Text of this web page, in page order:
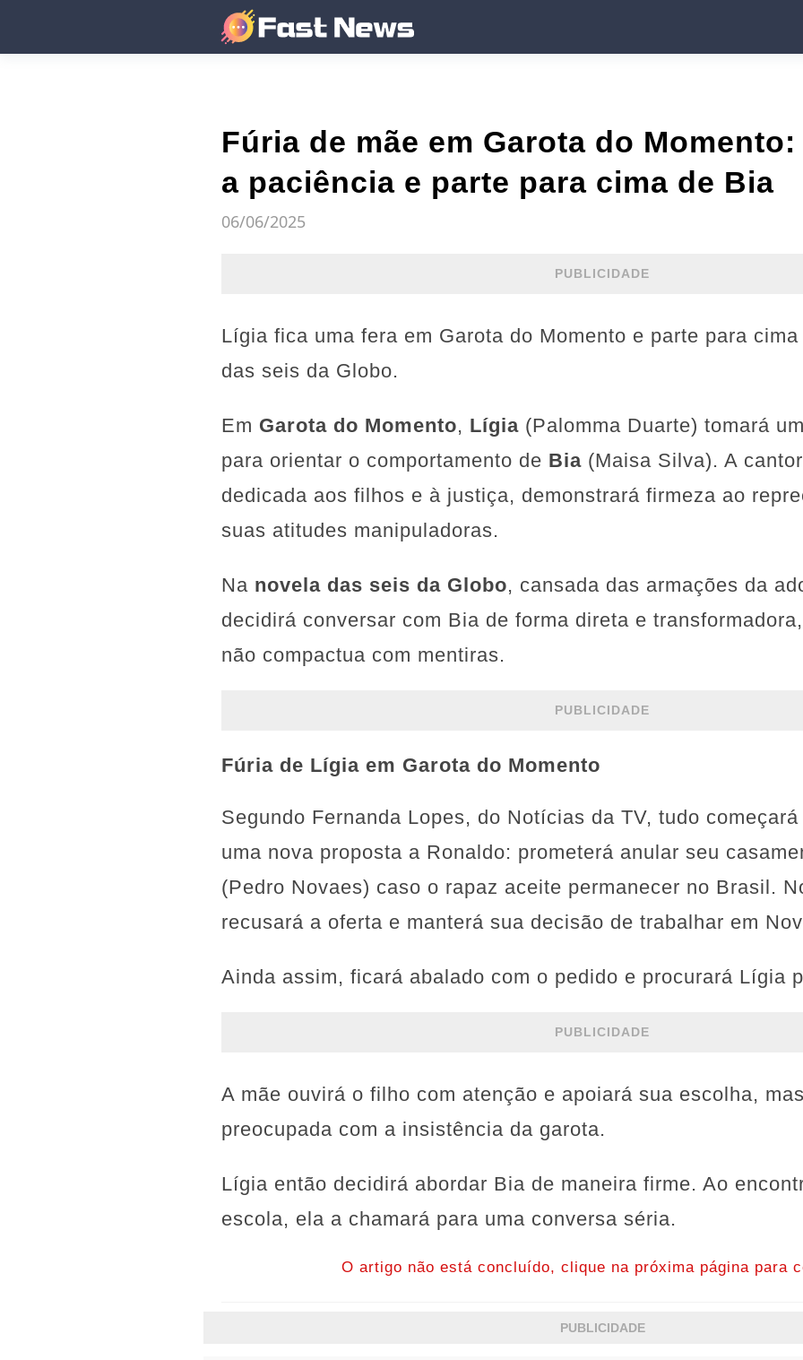
Fúria de mãe em Garota do
a paciência e parte para cima de Bia
06/06/2025
PUBLICIDADE
Lígia fica uma fera em Garota do Momento e parte para
das seis da Globo.
Em Garota do Momento, Lígia (Palomma Duarte) tomará
para orientar o comportamento de Bia (Maisa Silva). A
dedicada aos filhos e à justiça, demonstrará firmeza ao
suas atitudes manipuladoras.
Na novela das seis da Globo, cansada das armações da
decidirá conversar com Bia de forma direta e
não compactua com mentiras.
PUBLICIDADE
Fúria de Lígia em Garota do Momento
Segundo Fernanda Lopes, do Notícias da TV, tudo
uma nova proposta a Ronaldo: prometerá anular seu
(Pedro Novaes) caso o rapaz aceite permanecer no Brasil.
recusará a oferta e manterá sua decisão de trabalhar em
Ainda assim, ficará abalado com o pedido e procurará Lígia
PUBLICIDADE
A mãe ouvirá o filho com atenção e apoiará sua escolha,
preocupada com a insistência da garota.
Lígia então decidirá abordar Bia de maneira firme. Ao
escola, ela a chamará para uma conversa séria.
O artigo não está concluído, clique na próxima página para
PUBLICIDADE